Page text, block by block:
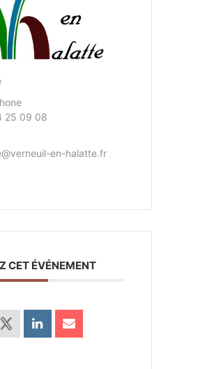
25 09 08
en-halatte.fr
CET ÉVÉNEMENT